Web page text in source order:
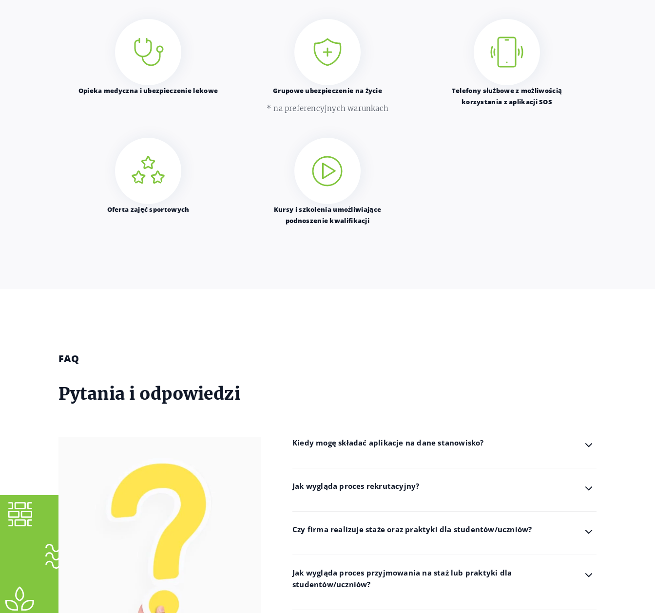
Opieka medyczna i ubezpieczenie lekowe Grupowe ubezpieczenie na życie
* na preferencyjnych warunkach
Telefony służbowe z możliwością
korzystania z aplikacji SOS
Oferta zajęć sportowych
Kursy i szkolenia umożliwiające
podnoszenie kwalifikacji
FAQ
Pytania i odpowiedzi
Kiedy mogę składać aplikacje na dane stanowisko?
Jak wygląda proces rekrutacyjny?
Czy firma realizuje staże oraz praktyki dla studentów/uczniów?
Jak wygląda proces przyjmowania na staż lub praktyki dla
studentów/uczniów?